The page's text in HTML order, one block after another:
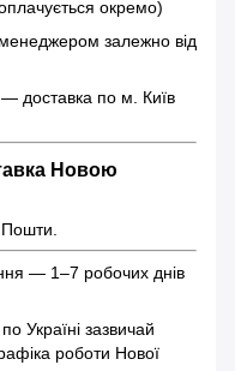
окремо)
менеджером залежно від
доставка по м. Київ
Новою
— 1–7 робочих днів
Україні зазвичай
роботи Нової